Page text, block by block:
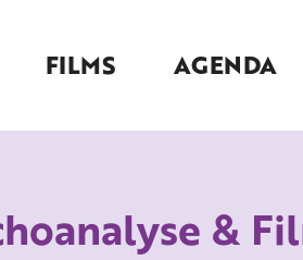
FILMS AGENDA
&